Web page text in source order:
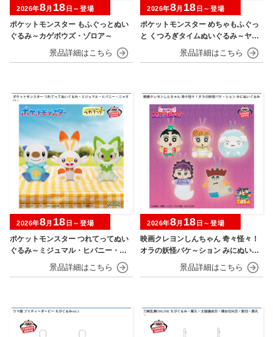
ポケットモンスター もふぐっとぬい
ぐるみ～カゲボウズ・ゾロア～
2026年8月 18 日～登場
ポケットモンスター めちゃもふぐっ
と くつろぎタイムぬいぐるみ～ヤド
2026年8月 18 日～登場
ポケットモンスター つれてってぬい
ぐるみ～ミジュマル・ヒバニー・ニ
2026年8月 18 日～登場
映画クレヨンしんちゃん 奇々怪々！
オラの妖怪バケ～ション みにぬいぐ
2026年8月 18 日～登場